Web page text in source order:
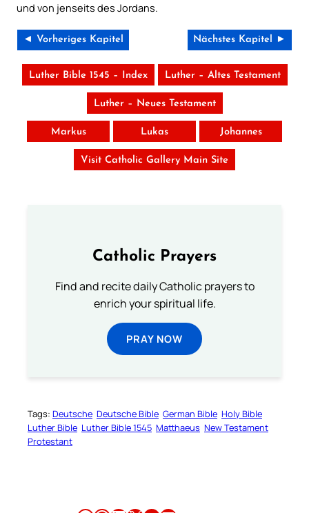
und von jenseits des Jordans.
◄ Vorheriges Kapitel Nächstes Kapitel ►
Luther Bible 1545 – Index Luther – Altes Testament
Luther – Neues Testament
Markus Lukas Johannes
Visit Catholic Gallery Main Site
Catholic Prayers
Find and recite daily Catholic prayers to
enrich your spiritual life.
PRAY NOW
Tags: Deutsche Deutsche Bible German Bible Holy Bible
Luther Bible Luther Bible 1545 Matthaeus New Testament
Protestant